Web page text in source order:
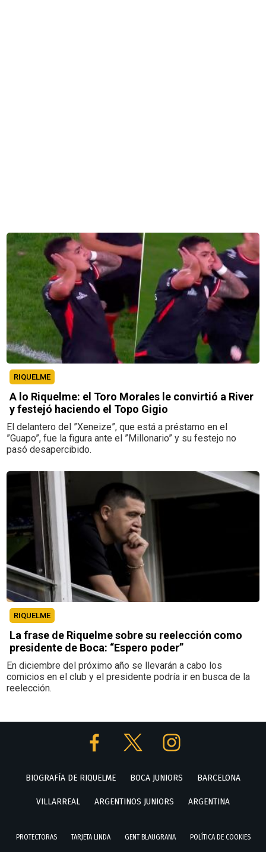
RIQUELME
A lo Riquelme: el Toro Morales le convirtió a River
y festejó haciendo el Topo Gigio
El delantero del ”Xeneize”, que está a préstamo en el
”Guapo”, fue la figura ante el ”Millonario” y su festejo no
pasó desapercibido.
RIQUELME
La frase de Riquelme sobre su reelección como
presidente de Boca: “Espero poder”
En diciembre del próximo año se llevarán a cabo los
comicios en el club y el presidente podría ir en busca de la
reelección.
BIOGRAFÍA DE RIQUELME BOCA JUNIORS BARCELONA
VILLARREAL ARGENTINOS JUNIORS ARGENTINA
PROTECTORAS TARJETA LINDA GENT BLAUGRANA POLÍTICA DE COOKIES